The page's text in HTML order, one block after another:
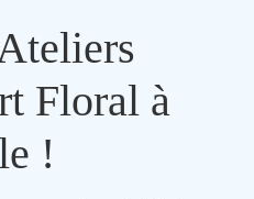
Floral à
!